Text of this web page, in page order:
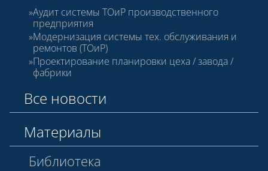
Аудит системы ТОиР производственного
предприятия
Модернизация системы тех. обслуживания и
ремонтов (ТОиР)
Проектирование планировки цеха / завода /
фабрики
Все новости
Материалы
Библиотека